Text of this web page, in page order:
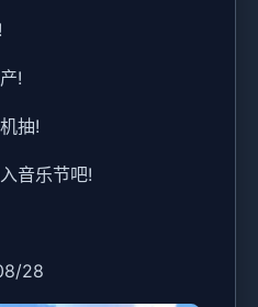
!
抽!
音乐节吧!
28